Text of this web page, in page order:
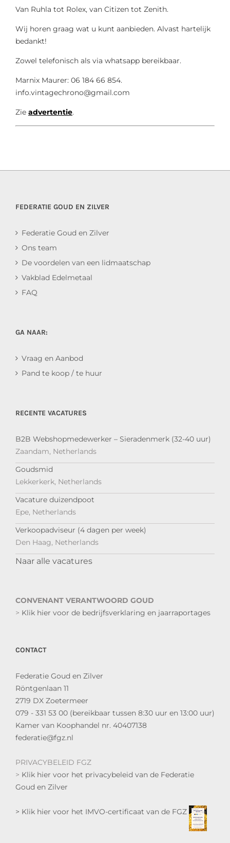
Van Ruhla tot Rolex, van Citizen tot Zenith.
Wij horen graag wat u kunt aanbieden. Alvast hartelijk
bedankt!
Zowel telefonisch als via whatsapp bereikbaar.
Marnix Maurer: 06 184 66 854.
info.vintagechrono@gmail.com
Zie advertentie.
FEDERATIE GOUD EN ZILVER
Federatie Goud en Zilver
Ons team
De voordelen van een lidmaatschap
Vakblad Edelmetaal
FAQ
GA NAAR:
Vraag en Aanbod
Pand te koop / te huur
RECENTE VACATURES
B2B Webshopmedewerker – Sieradenmerk (32-40 uur)
Zaandam, Netherlands
Goudsmid
Lekkerkerk, Netherlands
Vacature duizendpoot
Epe, Netherlands
Verkoopadviseur (4 dagen per week)
Den Haag, Netherlands
Naar alle vacatures
CONVENANT VERANTWOORD GOUD
> Klik hier voor de bedrijfsverklaring en jaarraportages
CONTACT
Federatie Goud en Zilver
Röntgenlaan 11
2719 DX Zoetermeer
079 - 331 53 00 (bereikbaar tussen 8:30 uur en 13:00 uur)
Kamer van Koophandel nr. 40407138
federatie@fgz.nl
PRIVACYBELEID FGZ
> Klik hier voor het privacybeleid van de Federatie
Goud en Zilver
> Klik hier voor het IMVO-certificaat van de FGZ